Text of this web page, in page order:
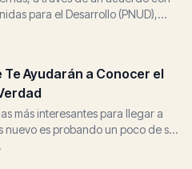
para el Desarrollo (PNUD),
Socioeconómicos en...
Te Ayudarán a Conocer el
más interesantes para llegar a
nuevo es probando un poco de su
hablando del libro "cómo
"cosas que no...